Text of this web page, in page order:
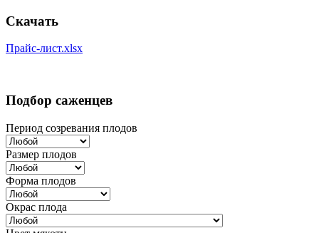
Скачать
Прайс-лист.xlsx
Подбор саженцев
Период созревания плодов
Размер плодов
Форма плодов
Окрас плода